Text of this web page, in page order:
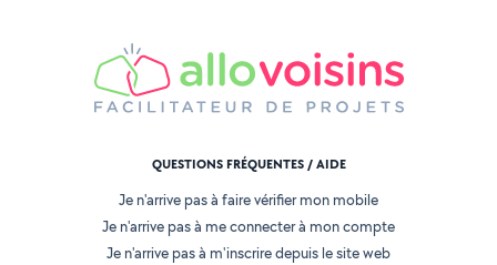
QUESTIONS FRÉQUENTES / AIDE
Je n'arrive pas à faire vérifier mon mobile
Je n'arrive pas à me connecter à mon compte
Je n'arrive pas à m'inscrire depuis le site web